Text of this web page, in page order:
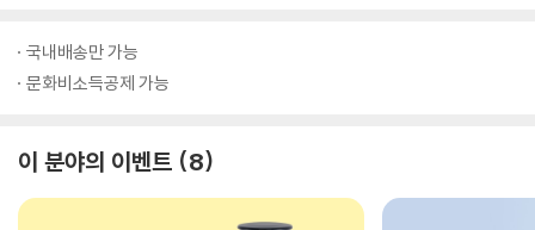
국내배송만 가능
문화비소득공제 가능
이 분야의 이벤트 8